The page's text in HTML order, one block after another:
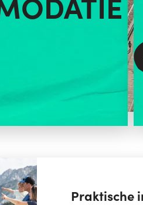
Praktische